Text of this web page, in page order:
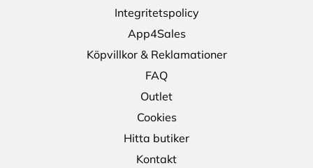
Integritetspolicy
App4Sales
Köpvillkor & Reklamationer
FAQ
Outlet
Cookies
Hitta butiker
Kontakt